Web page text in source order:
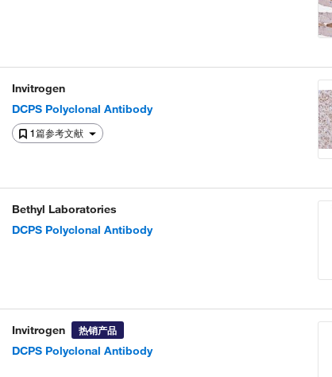
Invitrogen
DCPS Polyclonal Antibody
1篇参考文献
Bethyl Laboratories
DCPS Polyclonal Antibody
Invitrogen 热销产品
DCPS Polyclonal Antibody